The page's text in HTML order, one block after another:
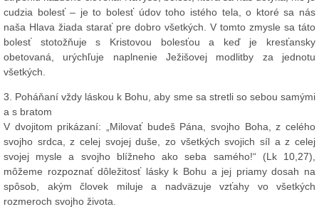
cudzia bolesť – je to bolesť údov toho istého tela, o ktoré sa nás
naša Hlava žiada starať pre dobro všetkých. V tomto zmysle sa táto
bolesť stotožňuje s Kristovou bolesťou a keď je kresťansky
obetovaná, urýchľuje naplnenie Ježišovej modlitby za jednotu
všetkých.
3. Poháňaní vždy láskou k Bohu, aby sme sa stretli so sebou samými
a s bratom
V dvojitom prikázaní: „Milovať budeš Pána, svojho Boha, z celého
svojho srdca, z celej svojej duše, zo všetkých svojich síl a z celej
svojej mysle a svojho blížneho ako seba samého!“ (Lk 10,27),
môžeme rozpoznať dôležitosť lásky k Bohu a jej priamy dosah na
spôsob, akým človek miluje a nadväzuje vzťahy vo všetkých
rozmeroch svojho života.